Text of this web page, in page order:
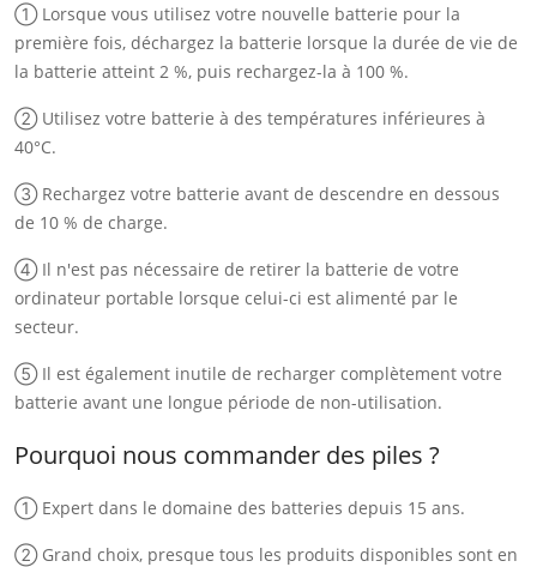
① Lorsque vous utilisez votre nouvelle batterie pour la
première fois, déchargez la batterie lorsque la durée de vie de
la batterie atteint 2 %, puis rechargez-la à 100 %.
② Utilisez votre batterie à des températures inférieures à
40°C.
③ Rechargez votre batterie avant de descendre en dessous
de 10 % de charge.
④ Il n'est pas nécessaire de retirer la batterie de votre
ordinateur portable lorsque celui-ci est alimenté par le
secteur.
⑤ Il est également inutile de recharger complètement votre
batterie avant une longue période de non-utilisation.
Pourquoi nous commander des piles ?
① Expert dans le domaine des batteries depuis 15 ans.
② Grand choix, presque tous les produits disponibles sont en